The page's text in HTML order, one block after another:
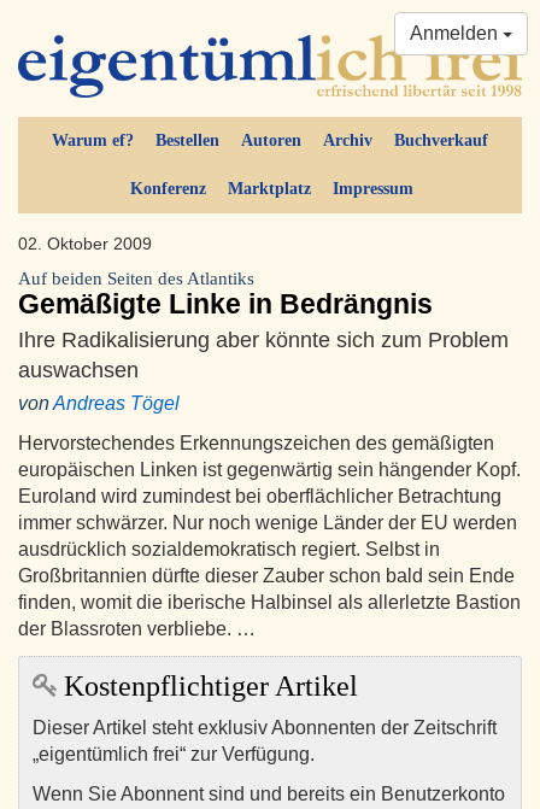
Warum ef? Bestellen Autoren Archiv Buchverkauf
Konferenz Marktplatz Impressum
Anmelden
02. Oktober 2009
Auf beiden Seiten des Atlantiks
Gemäßigte Linke in Bedrängnis
Ihre Radikalisierung aber könnte sich zum Problem
auswachsen
vonAndreas Tögel
Hervorstechendes Erkennungszeichen des gemäßigten
europäischen Linken ist gegenwärtig sein hängender Kopf.
Euroland wird zumindest bei oberflächlicher Betrachtung
immer schwärzer. Nur noch wenige Länder der EU werden
ausdrücklich sozialdemokratisch regiert. Selbst in
Großbritannien dürfte dieser Zauber schon bald sein Ende
finden, womit die iberische Halbinsel als allerletzte Bastion
der Blassroten verbliebe. …
Kostenpflichtiger Artikel
Dieser Artikel steht exklusiv Abonnenten der Zeitschrift
„eigentümlich frei“ zur Verfügung.
Wenn Sie Abonnent sind und bereits ein Benutzerkonto